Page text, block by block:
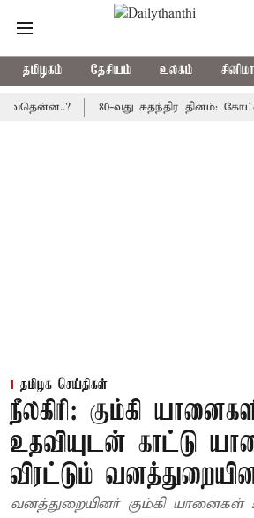
தமிழகம் தேசியம் உலகம் சினிமா
80-வது சுதந்திர தினம்: கோட்டை
தமிழக செய்திகள்
நீலகிரி: கும்கி
உதவியுடன் காட்டு
விரட்டும்
வனத்துறையினர் கும்கி யானைகள்